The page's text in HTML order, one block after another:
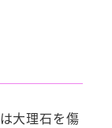
大理石を傷